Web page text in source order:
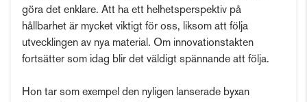
göra det enklare. Att ha ett helhetsperspektiv på
hållbarhet är mycket viktigt för oss, liksom att följa
utvecklingen av nya material. Om innovationstakten
fortsätter som idag blir det väldigt spännande att följa.
Hon tar som exempel den nyligen lanserade byxan